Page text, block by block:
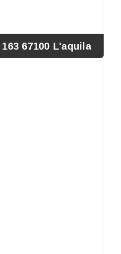
163 67100 L'aquila